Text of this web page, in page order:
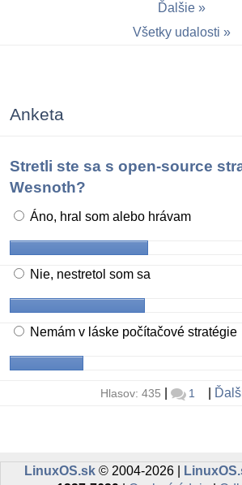
Ďalšie
Všetky udalosti
Anketa
Stretli ste sa s open-source
Wesnoth?
Áno, hral som alebo hrávam
Nie, nestretol som sa
Nemám v láske počítačové stratégie
Hlasov: 435 1
LinuxOS.sk© 2004-2026 |